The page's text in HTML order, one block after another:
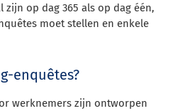
zijn op dag 365 als op dag één,
moet stellen en enkele
enquêtes?
werknemers zijn ontworpen